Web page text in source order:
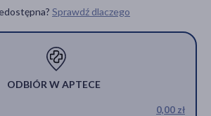
Sprawdź dlaczego
ODBIÓR W APTECE
0,00 zł